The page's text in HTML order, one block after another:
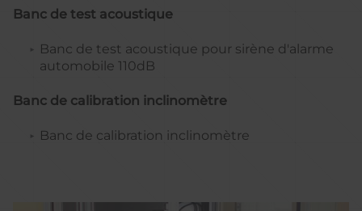
Banc de test acoustique
Banc de test acoustique pour sirène d'alarme
automobile 110dB
Banc de calibration inclinomètre
Banc de calibration inclinomètre